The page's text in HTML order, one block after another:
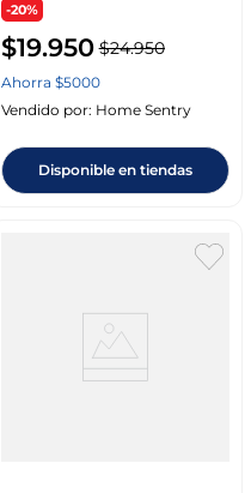
-20%
$19.950 $24.950
Ahorra $5000
Vendido por: Home Sentry
Disponible en tiendas